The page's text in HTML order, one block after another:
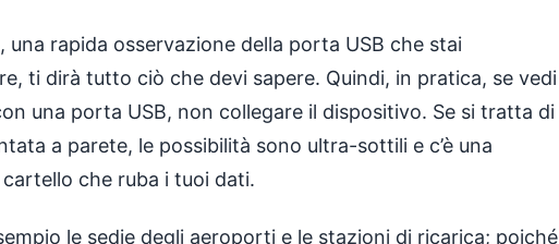
una rapida osservazione della porta USB che stai
ti dirà tutto ciò che devi sapere. Quindi, in pratica, se vedi
una porta USB, non collegare il dispositivo. Se si tratta di
a parete, le possibilità sono ultra-sottili e c’è una
che ruba i tuoi dati.
le sedie degli aeroporti e le stazioni di ricarica; poiché